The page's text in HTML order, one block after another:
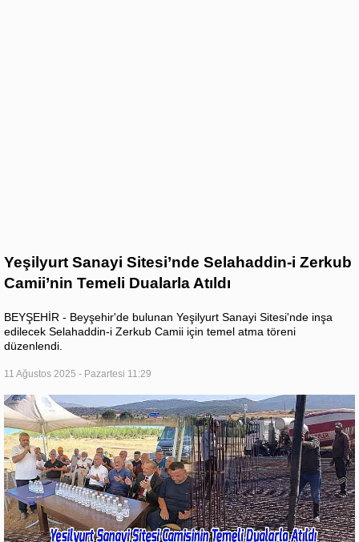
Yeşilyurt Sanayi Sitesi’nde Selahaddin-i Zerkub
Camii’nin Temeli Dualarla Atıldı
BEYŞEHİR - Beyşehir'de bulunan Yeşilyurt Sanayi Sitesi'nde inşa
edilecek Selahaddin-i Zerkub Camii için temel atma töreni
düzenlendi.
11 Ağustos 2025 - Pazartesi 11:29